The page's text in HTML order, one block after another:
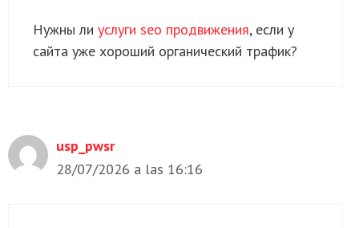
Нужны ли услуги seo продвижения, если у
сайта уже хороший органический трафик?
usp_pwsr
28/07/2026 a las 16:16